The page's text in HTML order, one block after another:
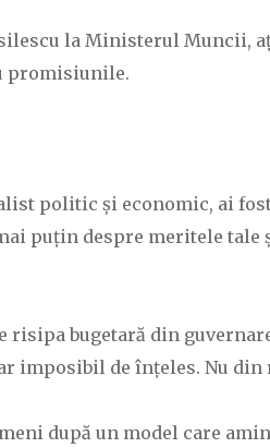
la Ministerul Muncii,
promisiunile.
politic și economic, ai
puțin despre meritele tale
bugetară din
imposibil de înțeles. Nu din
după un model care